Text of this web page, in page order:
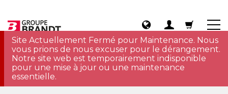
Site Actuellement Fermé pour Maintenance. Nous
vous prions de nous excuser pour le dérangement.
Notre site web est temporairement indisponible
pour une mise à jour ou une maintenance
essentielle.